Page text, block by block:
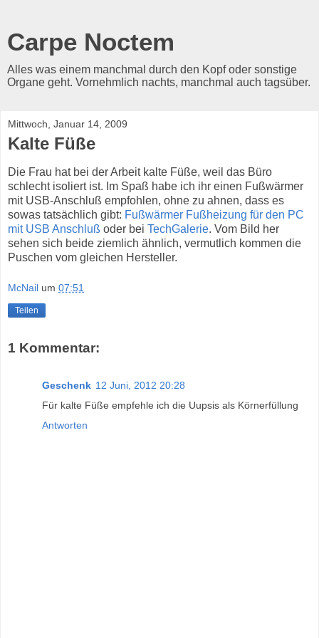
Carpe Noctem
Alles was einem manchmal durch den Kopf oder sonstige
Organe geht. Vornehmlich nachts, manchmal auch tagsüber.
Mittwoch, Januar 14, 2009
Kalte Füße
Die Frau hat bei der Arbeit kalte Füße, weil das Büro
schlecht isoliert ist. Im Spaß habe ich ihr einen Fußwärmer
mit USB-Anschluß empfohlen, ohne zu ahnen, dass es
sowas tatsächlich gibt: Fußwärmer Fußheizung für den PC
mit USB Anschluß oder bei TechGalerie. Vom Bild her
sehen sich beide ziemlich ähnlich, vermutlich kommen die
Puschen vom gleichen Hersteller.
McNail um 07:51
Teilen
1 Kommentar:
Geschenk 12 Juni, 2012 20:28
Für kalte Füße empfehle ich die Uupsis als Körnerfüllung
Antworten